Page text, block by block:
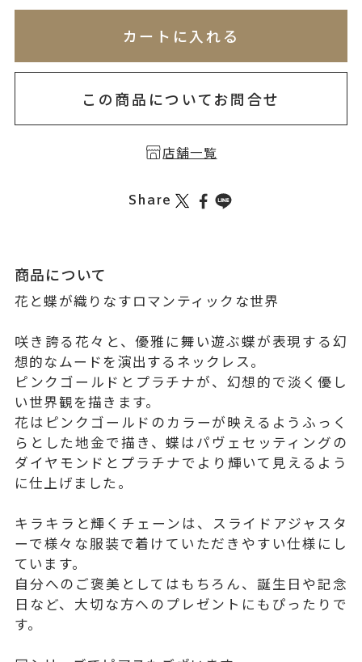
カートに入れる
この商品についてお問合せ
店舗一覧
Share
商品について
花と蝶が織りなすロマンティックな世界
咲き誇る花々と、優雅に舞い遊ぶ蝶が表現する幻
想的なムードを演出するネックレス。
ピンクゴールドとプラチナが、幻想的で淡く優し
い世界観を描きます。
花はピンクゴールドのカラーが映えるようふっく
らとした地金で描き、蝶はパヴェセッティングの
ダイヤモンドとプラチナでより輝いて見えるよう
に仕上げました。
キラキラと輝くチェーンは、スライドアジャスタ
ーで様々な服装で着けていただきやすい仕様にし
ています。
自分へのご褒美としてはもちろん、誕生日や記念
日など、大切な方へのプレゼントにもぴったりで
す。